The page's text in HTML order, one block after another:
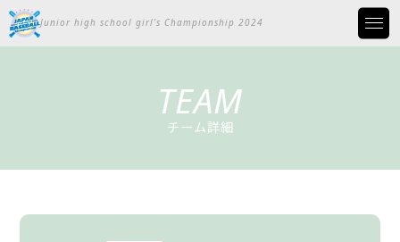
Junior high school girl’s Championship 2024
TEAM
チーム詳細